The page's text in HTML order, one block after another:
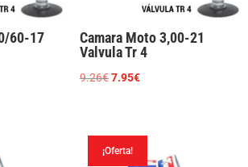
60-17
Camara Moto 3,00-21
Valvula Tr 4
9.26€El
era:
7.95€El
es:
7.95€.
¡Oferta!